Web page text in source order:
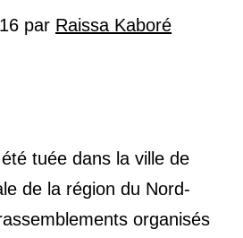
par Raissa Kaboré
tuée dans la ville de
de la région du Nord-
organisés